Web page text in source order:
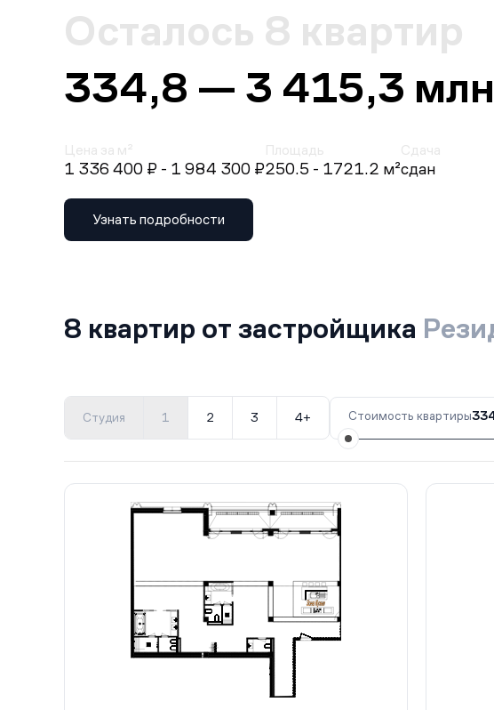
Осталось 8 квартир
334,8 — 3 415,3
Цена за м²
1 336 400 ₽ - 1 984 300 ₽
Площадь
250.5 - 1721.2 м²
Сдача
сдан
Узнать подробности
8 квартир от застройщика
Студия 1 2 3 4+ Стоимость квартиры
Все корпуса 18 кв. Сдан